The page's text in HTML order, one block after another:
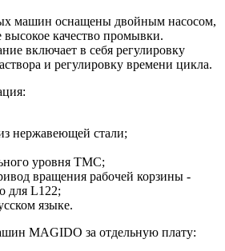
машин оснащены двойным насосом,
высокое качество промывки.
включает в себя регулировку
и регулировку времени цикла.
нержавеющей стали;
уровня ТМС;
вращения рабочей корзины -
для L122;
языке.
MAGIDO за отдельную плату: